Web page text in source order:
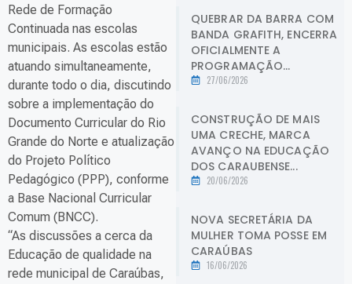
Rede de Formação
Continuada nas escolas
municipais. As escolas estão
atuando simultaneamente,
durante todo o dia, discutindo
sobre a implementação do
Documento Curricular do Rio
Grande do Norte e atualização
do Projeto Político
Pedagógico (PPP), conforme
a Base Nacional Curricular
Comum (BNCC).
“As discussões a cerca da
Educação de qualidade na
rede municipal de Caraúbas,
QUEBRAR DA BARRA COM
BANDA GRAFITH, ENCERRA
OFICIALMENTE A
PROGRAMAÇÃO...
27/06/2026
CONSTRUÇÃO DE MAIS
UMA CRECHE, MARCA
AVANÇO NA EDUCAÇÃO
DOS CARAUBENSE...
20/06/2026
NOVA SECRETÁRIA DA
MULHER TOMA POSSE EM
CARAÚBAS
16/06/2026